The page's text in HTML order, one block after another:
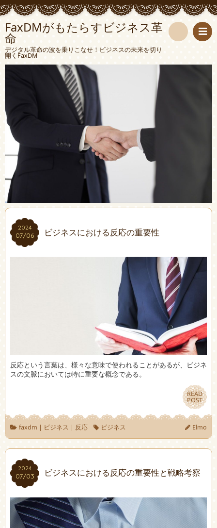
FaxDMがもたらすビジネス革
命
デジタル革命の波を乗りこなせ！ビジネスの未来を切り
開くFaxDM
2024
07/06
2024
07/06 ビジネスにおける反応の重要性
反応という言葉は、様々な意味で使われることがあるが、ビジネ
スの文脈においては特に重要な概念である。
READ
POST
READ
POST
faxdm | ビジネス | 反応 ビジネス Elmo
2024
07/03
2024
07/03 ビジネスにおける反応の重要性と戦略考察